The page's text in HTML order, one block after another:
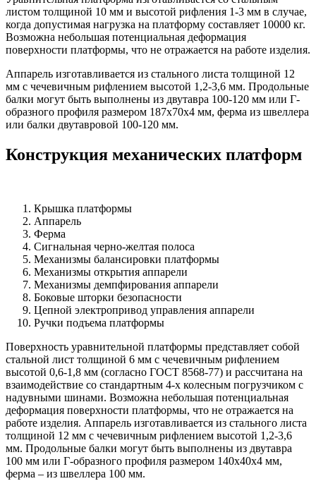
листом толщиной 10 мм и высотой рифления 1-3 мм в случае,
когда допустимая нагрузка на платформу составляет 10000 кг.
Возможна небольшая потенциальная деформация
поверхности платформы, что не отражается на работе изделия.
Аппарель изготавливается из стального листа толщиной 12
мм с чечевичным рифлением высотой 1,2-3,6 мм. Продольные
балки могут быть выполнены из двутавра 100-120 мм или Г-
образного профиля размером 187x70x4 мм, ферма из швеллера
или балки двутавровой 100-120 мм.
Конструкция механических платформ
Крышка платформы
Аппарель
Ферма
Сигнальная черно-желтая полоса
Механизмы балансировки платформы
Механизмы открытия аппарели
Механизмы демпфирования аппарели
Боковые шторки безопасности
Цепной электропривод управления аппарели
Ручки подъема платформы
Поверхность уравнительной платформы представляет собой
стальной лист толщиной 6 мм с чечевичным рифлением
высотой 0,6-1,8 мм (согласно ГОСТ 8568-77) и рассчитана на
взаимодействие со стандартным 4-х колесным погрузчиком с
надувными шинами. Возможна небольшая потенциальная
деформация поверхности платформы, что не отражается на
работе изделия. Аппарель изготавливается из стального листа
толщиной 12 мм с чечевичным рифлением высотой 1,2-3,6
мм. Продольные балки могут быть выполнены из двутавра
100 мм или Г-образного профиля размером 140x40x4 мм,
ферма – из швеллера 100 мм.